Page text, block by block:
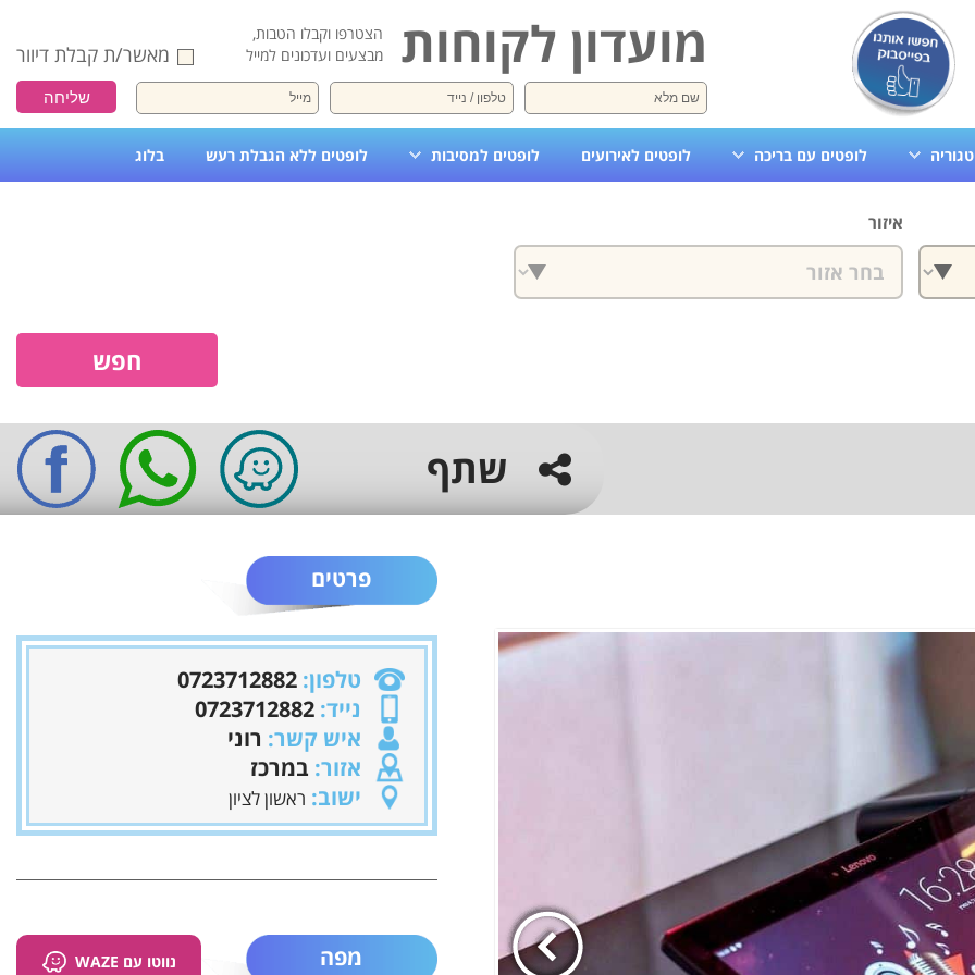
מועדון לקוחות
הצטרפו וקבלו הטבות,
מבצעים ועדכונים למייל
מאשר/ת קבלת דיוור
לופטים עם בריכה לופטים לאירועים לופטים למסיבות לופטים ללא הגבלת רעש בלוג
איזור
שתף
פרטים
טלפון:0723712882
נייד:0723712882
איש קשר: רוני
אזור: במרכז
ישוב: ראשון לציון
מפה נווטו עם WAZE